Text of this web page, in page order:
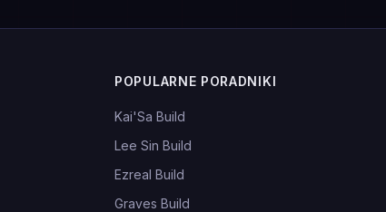
POPULARNE PORADNIKI
Kai'Sa Build
Lee Sin Build
Ezreal Build
Graves Build